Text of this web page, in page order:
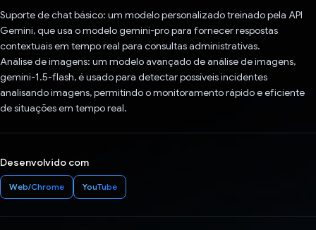
Suporte de chat básico: um modelo personalizado treinado pela API
Gemini, que usa o modelo gemini-pro para fornecer respostas
contextuais em tempo real para consultas administrativas.
Análise de imagens: um modelo avançado de análise de imagens,
gemini-1.5-flash, é usado para detectar possíveis incidentes
analisando imagens, permitindo o monitoramento rápido e eficiente
de situações em tempo real.
Desenvolvido com
Web/Chrome YouTube